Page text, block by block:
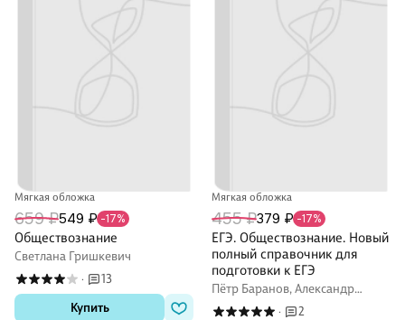
Мягкая обложка
659 ₽549 ₽ -17%
Обществознание
Светлана Гришкевич
·
13
Купить
Мягкая обложка
455 ₽379 ₽ -17%
ЕГЭ. Обществознание. Новый
полный справочник для
подготовки к ЕГЭ
Пётр Баранов, Александр
Воронцов, Сергей Шевченко
·
2